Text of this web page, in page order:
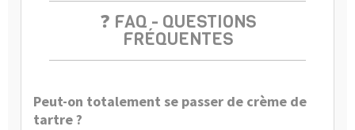
❓ FAQ - QUESTIONS
FRÉQUENTES
Peut-on totalement se passer de crème de
tartre ?